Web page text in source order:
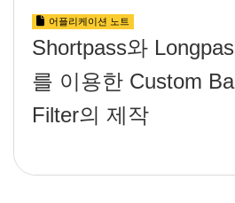
어플리케이션 노트
Shortpass와
를 이용한 Custom
Filter의 제작